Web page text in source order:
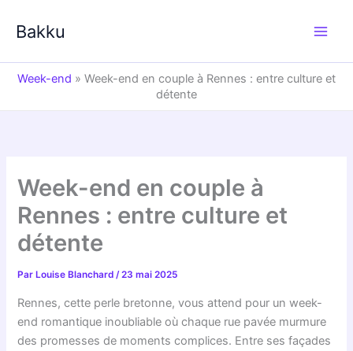
Bakku
Week-end » Week-end en couple à Rennes : entre culture et
détente
Week-end en couple à
Rennes : entre culture et
détente
Par Louise Blanchard/23 mai 2025
Rennes, cette perle bretonne, vous attend pour un week-
end romantique inoubliable où chaque rue pavée murmure
des promesses de moments complices. Entre ses façades